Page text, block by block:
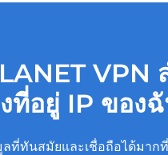
VPN
ที่อยู่ IP ของ
ลที่ทันสมัยและเชื่อถือได้มาก